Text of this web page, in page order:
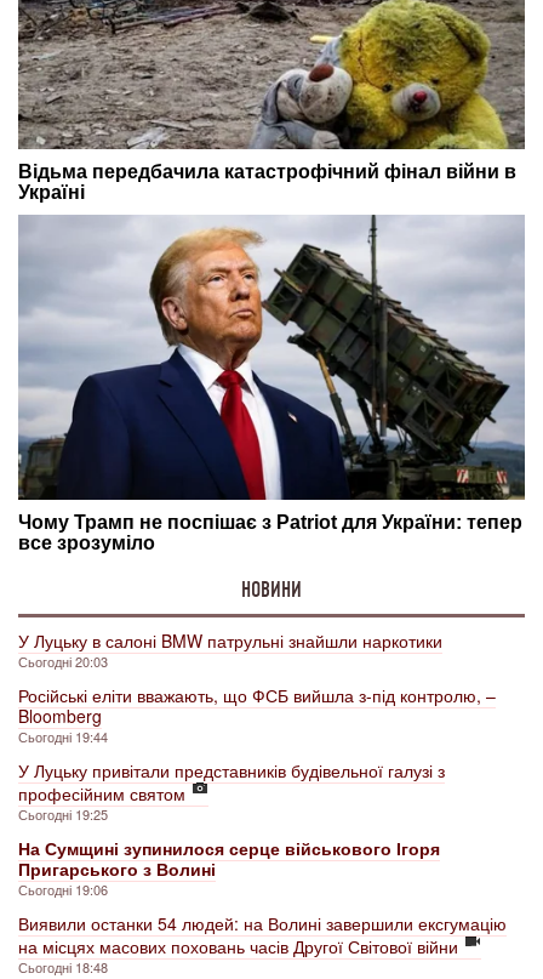
НОВИНИ
У Луцьку в салоні BMW патрульні знайшли наркотики
Сьогодні 20:03
Російські еліти вважають, що ФСБ вийшла з-під контролю, –
Bloomberg
Сьогодні 19:44
У Луцьку привітали представників будівельної галузі з
професійним святом
Сьогодні 19:25
На Сумщині зупинилося серце військового Ігоря
Пригарського з Волині
Сьогодні 19:06
Виявили останки 54 людей: на Волині завершили ексгумацію
на місцях масових поховань часів Другої Світової війни
Сьогодні 18:48